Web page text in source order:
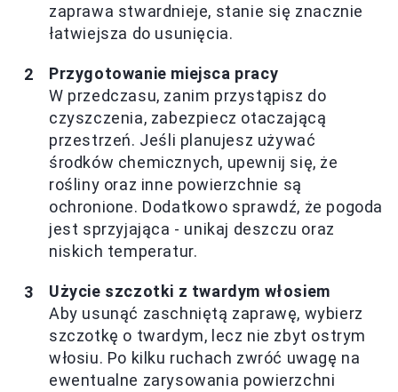
zaprawa stwardnieje, stanie się znacznie
łatwiejsza do usunięcia.
Przygotowanie miejsca pracy
W przedczasu, zanim przystąpisz do
czyszczenia, zabezpiecz otaczającą
przestrzeń. Jeśli planujesz używać
środków chemicznych, upewnij się, że
rośliny oraz inne powierzchnie są
ochronione. Dodatkowo sprawdź, że pogoda
jest sprzyjająca - unikaj deszczu oraz
niskich temperatur.
Użycie szczotki z twardym włosiem
Aby usunąć zaschniętą zaprawę, wybierz
szczotkę o twardym, lecz nie zbyt ostrym
włosiu. Po kilku ruchach zwróć uwagę na
ewentualne zarysowania powierzchni